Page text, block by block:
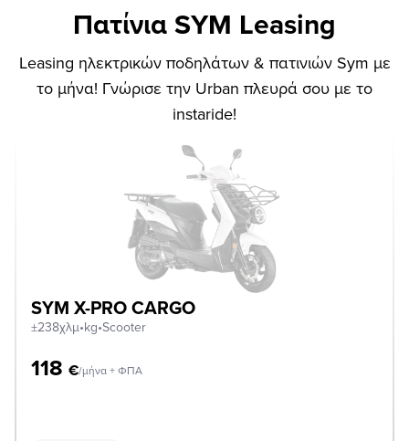
Πατίνια SYM Leasing
Leasing ηλεκτρικών ποδηλάτων & πατινιών Sym με
το μήνα! Γνώρισε την Urban πλευρά σου με το
instaride!
SYM X-PRO CARGO
±238χλμ•kg•Scooter
118 €/μήνα + ΦΠΑ